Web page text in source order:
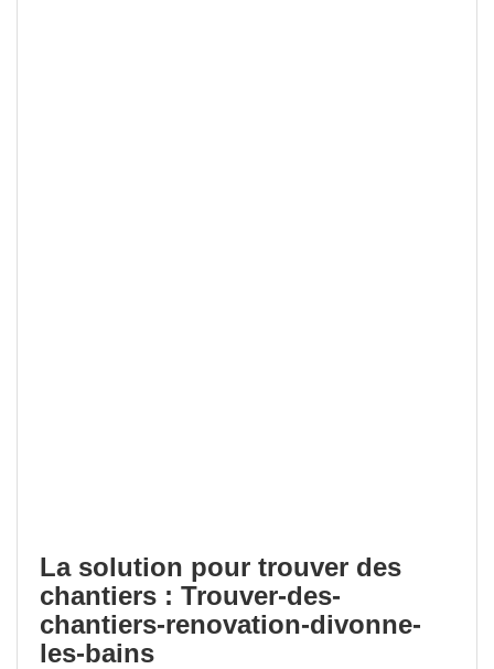
La solution pour trouver des
chantiers : Trouver-des-
chantiers-renovation-divonne-
les-bains